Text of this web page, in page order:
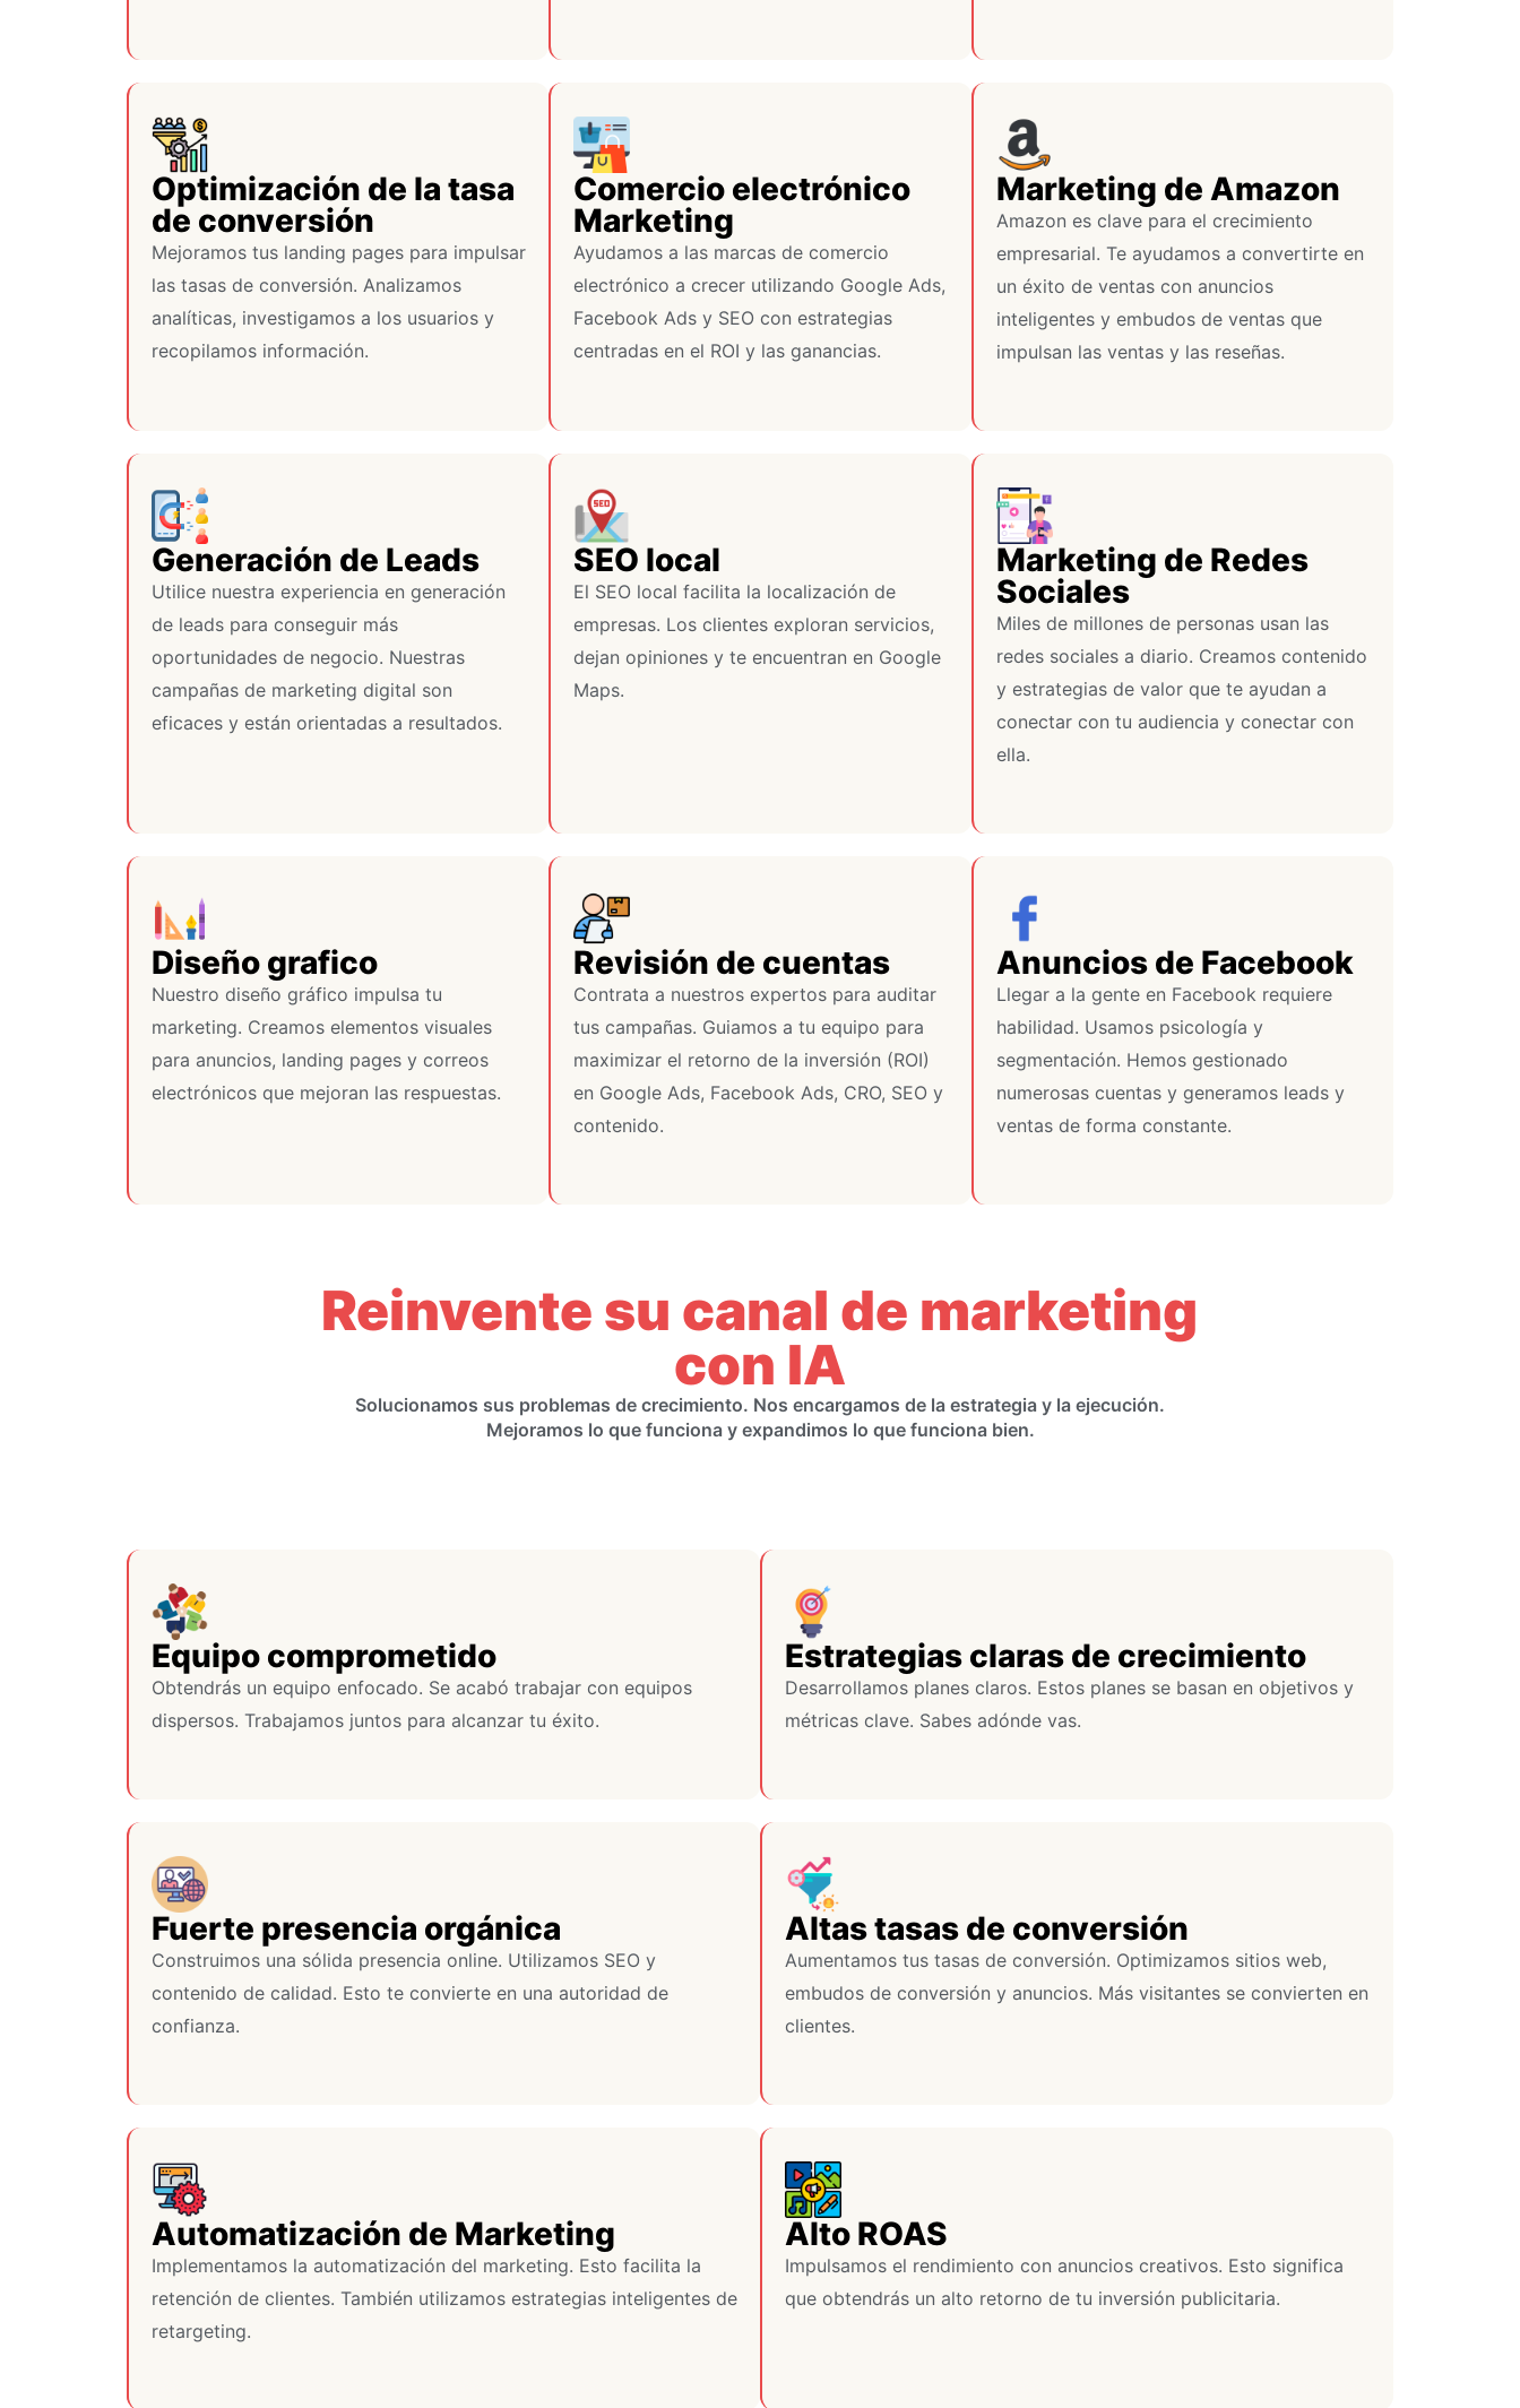
Optimización de la tasa
de conversión
Mejoramos tus landing pages para impulsar
las tasas de conversión. Analizamos
analíticas, investigamos a los usuarios y
recopilamos información.
Comercio electrónico
Marketing
Ayudamos a las marcas de comercio
electrónico a crecer utilizando Google Ads,
Facebook Ads y SEO con estrategias
centradas en el ROI y las ganancias.
Marketing de Amazon
Amazon es clave para el crecimiento
empresarial. Te ayudamos a convertirte en
un éxito de ventas con anuncios
inteligentes y embudos de ventas que
impulsan las ventas y las reseñas.
Generación de Leads
Utilice nuestra experiencia en generación
de leads para conseguir más
oportunidades de negocio. Nuestras
campañas de marketing digital son
eficaces y están orientadas a resultados.
SEO local
El SEO local facilita la localización de
empresas. Los clientes exploran servicios,
dejan opiniones y te encuentran en Google
Maps.
Marketing de Redes
Sociales
Miles de millones de personas usan las
redes sociales a diario. Creamos contenido
y estrategias de valor que te ayudan a
conectar con tu audiencia y conectar con
ella.
Diseño grafico
Nuestro diseño gráfico impulsa tu
marketing. Creamos elementos visuales
para anuncios, landing pages y correos
electrónicos que mejoran las respuestas.
Revisión de cuentas
Contrata a nuestros expertos para auditar
tus campañas. Guiamos a tu equipo para
maximizar el retorno de la inversión (ROI)
en Google Ads, Facebook Ads, CRO, SEO y
contenido.
Anuncios de Facebook
Llegar a la gente en Facebook requiere
habilidad. Usamos psicología y
segmentación. Hemos gestionado
numerosas cuentas y generamos leads y
ventas de forma constante.
Reinvente su canal de marketing
con IA
Solucionamos sus problemas de crecimiento. Nos encargamos de la estrategia y la ejecución.
Mejoramos lo que funciona y expandimos lo que funciona bien.
Equipo comprometido
Obtendrás un equipo enfocado. Se acabó trabajar con equipos
dispersos. Trabajamos juntos para alcanzar tu éxito.
Estrategias claras de crecimiento
Desarrollamos planes claros. Estos planes se basan en objetivos y
métricas clave. Sabes adónde vas.
Fuerte presencia orgánica
Construimos una sólida presencia online. Utilizamos SEO y
contenido de calidad. Esto te convierte en una autoridad de
confianza.
Altas tasas de conversión
Aumentamos tus tasas de conversión. Optimizamos sitios web,
embudos de conversión y anuncios. Más visitantes se convierten en
clientes.
Automatización de Marketing
Implementamos la automatización del marketing. Esto facilita la
retención de clientes. También utilizamos estrategias inteligentes de
retargeting.
Alto ROAS
Impulsamos el rendimiento con anuncios creativos. Esto significa
que obtendrás un alto retorno de tu inversión publicitaria.